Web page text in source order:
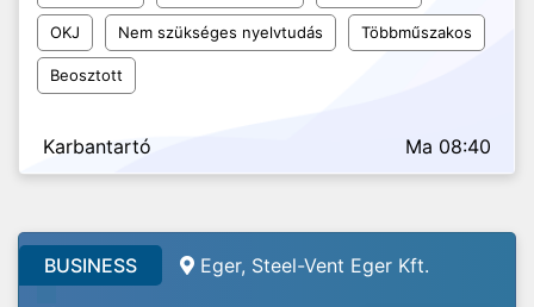
OKJ Nem szükséges nyelvtudás Többműszakos
Beosztott
Karbantartó Ma 08:40
BUSINESS Eger, Steel-Vent Eger Kft.